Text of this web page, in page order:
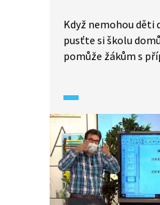
Když nemohou děti
pusťte si školu
pomůže žákům s
matematiky. Marek
vysvětluje, jak
Vše doplňuje
a tipy na jejich rychlé
bez použití